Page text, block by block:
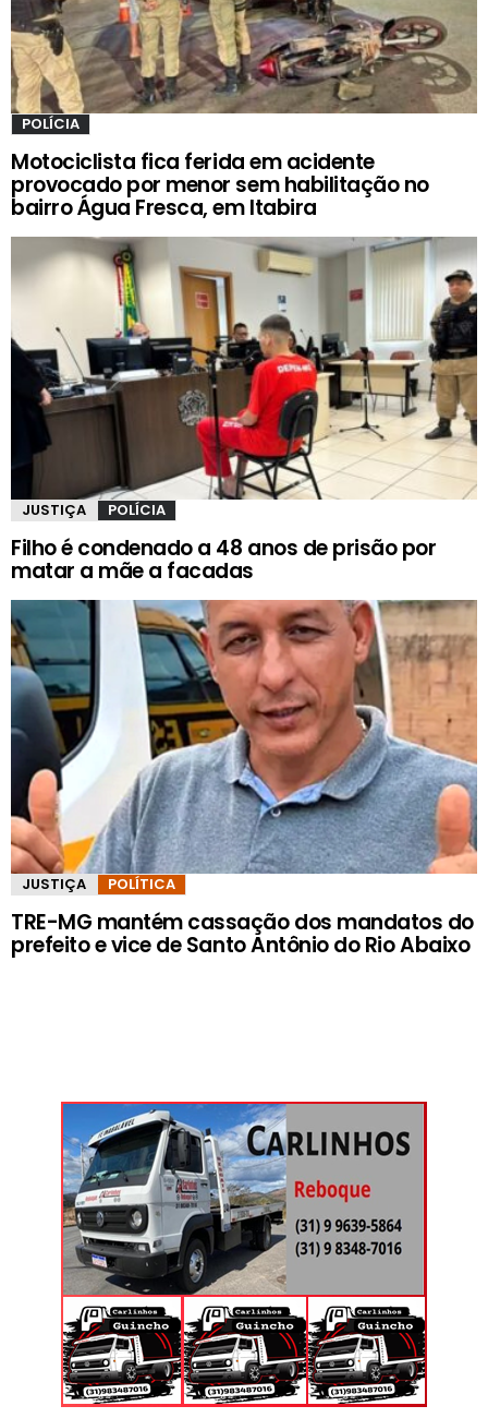
POLÍCIA
Motociclista fica ferida em acidente
provocado por menor sem habilitação no
bairro Água Fresca, em Itabira
JUSTIÇA POLÍCIA
Filho é condenado a 48 anos de prisão por
matar a mãe a facadas
JUSTIÇA POLÍTICA
TRE-MG mantém cassação dos mandatos do
prefeito e vice de Santo Antônio do Rio Abaixo